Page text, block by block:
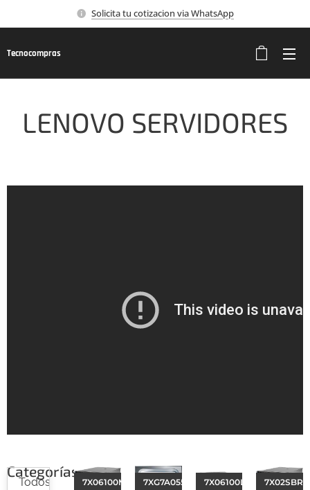
Solicita tu cotizacion via WhatsApp
Tecnocompras
LENOVO SERVIDORES
Categorías
Todos
7X06100MLA 7XG7A05576 7X06100LLA